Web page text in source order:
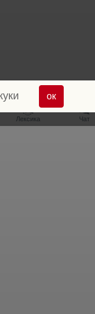
Лексика Чат
ок